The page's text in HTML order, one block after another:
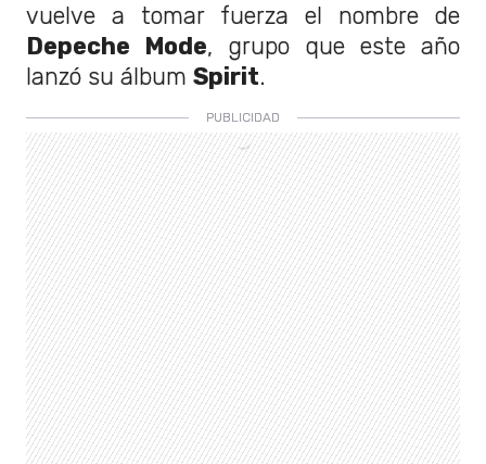
vuelve a tomar fuerza el nombre de
Depeche Mode, grupo que este año
lanzó su álbum Spirit.